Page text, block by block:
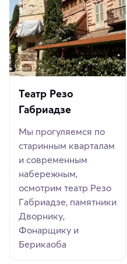
Театр Резо
Габриадзе
Мы прогуляемся по
старинным кварталам
и современным
набережным,
осмотрим театр Резо
Габриадзе, памятники
Дворнику,
Фонарщику и
Берикаоба